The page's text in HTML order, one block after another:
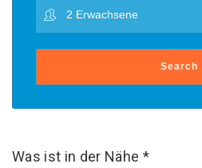
Search
Was ist in der Nähe *